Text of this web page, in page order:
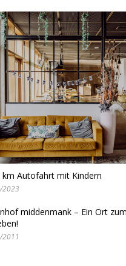
km Autofahrt mit Kindern
middenmank – Ein Ort zum
2011